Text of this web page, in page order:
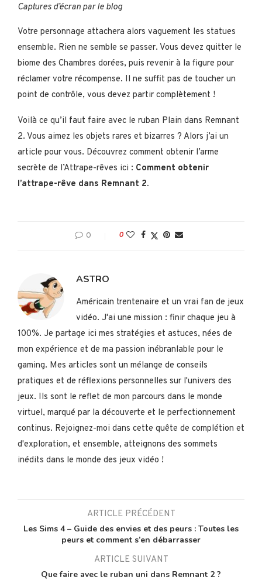
Captures d’écran par le blog
Votre personnage attachera alors vaguement les statues
ensemble. Rien ne semble se passer. Vous devez quitter le
biome des Chambres dorées, puis revenir à la figure pour
réclamer votre récompense. Il ne suffit pas de toucher un
point de contrôle, vous devez partir complètement !
Voilà ce qu’il faut faire avec le ruban Plain dans Remnant
2. Vous aimez les objets rares et bizarres ? Alors j’ai un
article pour vous. Découvrez comment obtenir l’arme
secrète de l’Attrape-rêves ici : Comment obtenir
l’attrape-rêve dans Remnant 2.
0 0
ASTRO
Américain trentenaire et un vrai fan de jeux
vidéo. J'ai une mission : finir chaque jeu à
100%. Je partage ici mes stratégies et astuces, nées de
mon expérience et de ma passion inébranlable pour le
gaming. Mes articles sont un mélange de conseils
pratiques et de réflexions personnelles sur l'univers des
jeux. Ils sont le reflet de mon parcours dans le monde
virtuel, marqué par la découverte et le perfectionnement
continus. Rejoignez-moi dans cette quête de complétion et
d'exploration, et ensemble, atteignons des sommets
inédits dans le monde des jeux vidéo !
ARTICLE PRÉCÉDENT
Les Sims 4 – Guide des envies et des peurs : Toutes les
peurs et comment s’en débarrasser
ARTICLE SUIVANT
Que faire avec le ruban uni dans Remnant 2 ?